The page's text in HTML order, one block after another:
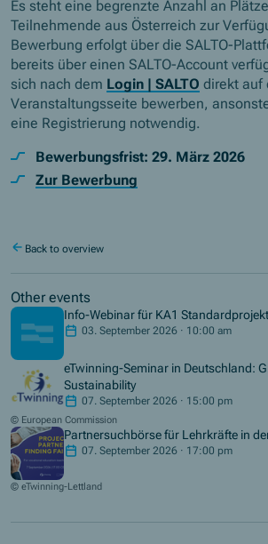
Es steht eine begrenzte Anzahl an
Teilnehmende aus Österreich zur
Bewerbung erfolgt über die SALTO-
bereits über einen SALTO-Account
sich nach dem Login | SALTO direkt auf
Veranstaltungsseite bewerben,
eine Registrierung notwendig.
Bewerbungsfrist: 29. März 2026
Zur Bewerbung
Back to overview
Other events
Info-Webinar für KA1
03. September 2026 · 10:00 am
eTwinning-Seminar in Deutschland:
Sustainability
07. September 2026 · 15:00 pm
© European Commission
Partnersuchbörse für Lehrkräfte in
07. September 2026 · 17:00 pm
© eTwinning-Lettland